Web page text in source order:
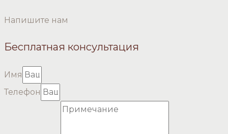
Напишите нам
Бесплатная консультация
Имя
Телефон